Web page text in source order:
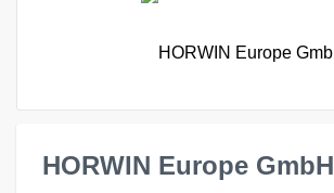
HORWIN Europe GmbH